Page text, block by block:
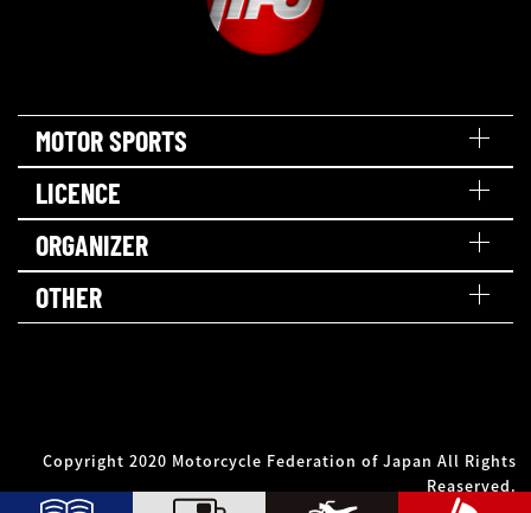
MOTOR SPORTS
LICENCE
ORGANIZER
OTHER
Copyright 2020 Motorcycle Federation of Japan All Rights
Reaserved.